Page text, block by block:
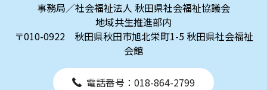
事務局／社会福祉法人 秋田県社会福祉協議会
地域共生推進部内
〒010-0922 秋田県秋田市旭北栄町1-5 秋田県社会福祉
会館
電話番号：018-864-2799